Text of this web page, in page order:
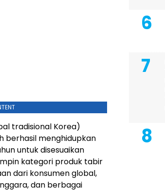
tradisional Korea)
berhasil menghidupkan
untuk disesuaikan
kategori produk tabir
dari konsumen global,
dan berbagai